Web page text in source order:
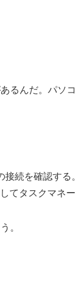
るんだ。パソ
続を確認する
てタスクマネ
。